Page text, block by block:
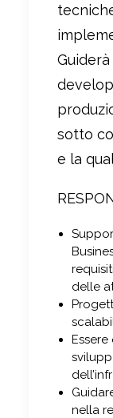
sotto
e la
delle
nella